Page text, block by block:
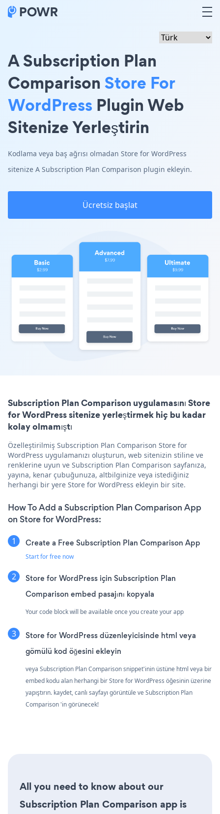
A Subscription Plan
ComparisonStore For
WordPress Plugin Web
Sitenize Yerleştirin
Kodlama veya baş ağrısı olmadan Store for WordPress
sitenize A Subscription Plan Comparison plugin ekleyin.
Ücretsiz başlat
Subscription Plan Comparison uygulamasını Store
for WordPress sitenize yerleştirmek hiç bu kadar
kolay olmamıştı
Özelleştirilmiş Subscription Plan Comparison Store for
WordPress uygulamanızı oluşturun, web sitenizin stiline ve
renklerine uyun ve Subscription Plan Comparison sayfanıza,
yayına, kenar çubuğunuza, altbilginize veya istediğiniz
herhangi bir yere Store for WordPress ekleyin bir site.
How To Add a Subscription Plan Comparison App
on Store for WordPress:
Create a Free Subscription Plan Comparison App
Start for free now
Store for WordPress için Subscription Plan
Comparison embed pasajını kopyala
Your code block will be available once you create your app
Store for WordPress düzenleyicisinde html veya
gömülü kod öğesini ekleyin
veya Subscription Plan Comparison snippet'inin üstüne html veya bir
embed kodu alan herhangi bir Store for WordPress öğesinin üzerine
yapıştırın. kaydet, canlı sayfayı görüntüle ve Subscription Plan
Comparison 'in görünecek!
All you need to know about our
Subscription Plan Comparison app is